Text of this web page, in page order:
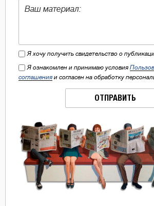
Я хочу получить свидетельство о
Я ознакомлен и принимаю условия
соглашения и согласен на обработку
ОТПРАВИТЬ